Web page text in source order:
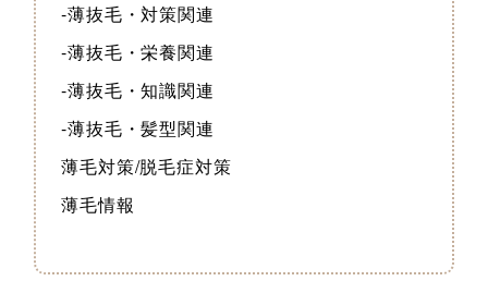
-薄抜毛・対策関連
-薄抜毛・栄養関連
-薄抜毛・知識関連
-薄抜毛・髪型関連
薄毛対策/脱毛症対策
薄毛情報